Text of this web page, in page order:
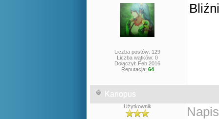
Liczba postów: 129
Liczba wątków: 0
Dołączył: Feb 2016
Reputacja: 64
Kanopus
Użytkownik